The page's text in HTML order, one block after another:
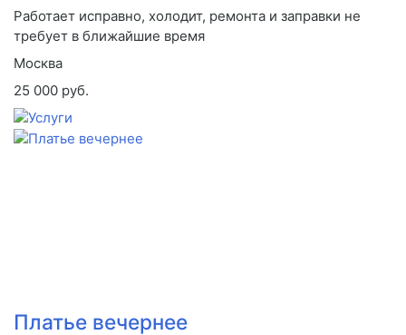
Работает исправно, холодит, ремонта и заправки не
требует в ближайшие время
Москва
25 000 руб.
Платье вечернее